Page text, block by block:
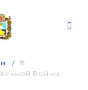
В
Войны